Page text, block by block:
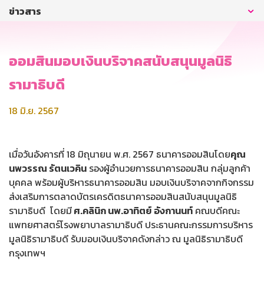
ข่าวสาร
ออมสินมอบเงินบริจาคสนับสนุนมูลนิธิ
รามาธิบดี
18 มิ.ย. 2567
เมื่อวันอังคารที่ 18 มิถุนายน พ.ศ. 2567 ธนาคารออมสินโดยคุณ
นพวรรณ รัตนเวคิน รองผู้อำนวยการธนาคารออมสิน กลุ่มลูกค้า
บุคคล พร้อมผู้บริหารธนาคารออมสิน มอบเงินบริจาคจากกิจกรรม
ส่งเสริมการตลาดบัตรเครดิตธนาคารออมสินสนับสนุนมูลนิธิ
รามาธิบดี โดยมีศ.คลินิก นพ.อาทิตย์ อังกานนท์ คณบดีคณะ
แพทยศาสตร์โรงพยาบาลรามาธิบดี ประธานคณะกรรมการบริหาร
มูลนิธิรามาธิบดี รับมอบเงินบริจาคดังกล่าว ณ มูลนิธิรามาธิบดี
กรุงเทพฯ